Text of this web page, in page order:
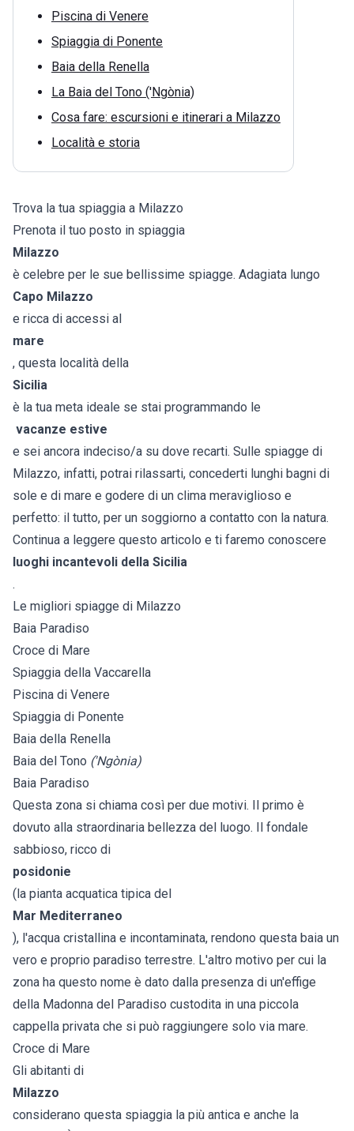
Piscina di Venere
Spiaggia di Ponente
Baia della Renella
La Baia del Tono ('Ngònia)
Cosa fare: escursioni e itinerari a Milazzo
Località e storia
Trova la tua spiaggia a Milazzo
Prenota il tuo posto in spiaggia
Milazzo
è celebre per le sue bellissime spiagge. Adagiata lungo
Capo Milazzo
e ricca di accessi al
mare
, questa località della
Sicilia
è la tua meta ideale se stai programmando le
vacanze estive
e sei ancora indeciso/a su dove recarti. Sulle spiagge di
Milazzo, infatti, potrai rilassarti, concederti lunghi bagni di
sole e di mare e godere di un clima meraviglioso e
perfetto: il tutto, per un soggiorno a contatto con la natura.
Continua a leggere questo articolo e ti faremo conoscere
luoghi incantevoli della Sicilia
.
Le migliori spiagge di Milazzo
Baia Paradiso
Croce di Mare
Spiaggia della Vaccarella
Piscina di Venere
Spiaggia di Ponente
Baia della Renella
Baia del Tono ('Ngònia)
Baia Paradiso
Questa zona si chiama così per due motivi. Il primo è
dovuto alla straordinaria bellezza del luogo. Il fondale
sabbioso, ricco di
posidonie
(la pianta acquatica tipica del
Mar Mediterraneo
), l'acqua cristallina e incontaminata, rendono questa baia un
vero e proprio paradiso terrestre. L'altro motivo per cui la
zona ha questo nome è dato dalla presenza di un'effige
della Madonna del Paradiso custodita in una piccola
cappella privata che si può raggiungere solo via mare.
Croce di Mare
Gli abitanti di
Milazzo
considerano questa spiaggia la più antica e anche la